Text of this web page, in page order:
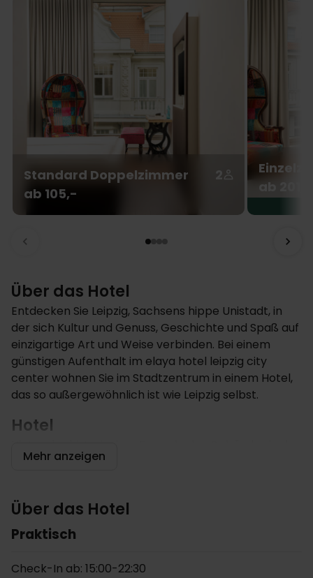
Standard Doppelzimmer
2
ab 105,-
ab 201,-
Über das Hotel
Entdecken Sie Leipzig, Sachsens hippe Unistadt, in
der sich Kultur und Genuss, Geschichte und Spaß auf
einzigartige Art und Weise verbinden. Bei einem
günstigen Aufenthalt im elaya hotel leipzig city
center wohnen Sie im Stadtzentrum in einem Hotel,
das so außergewöhnlich ist wie Leipzig selbst.
Hotel
Hainstraße verbirgt sich ein modern eingerichtetes
Gesamtkonzept eingebunden, und ausdrucksstarke
Farben von Möbeln und Accessoires bilden ein
Betreten des Hotels begeistert.
Mehr anzeigen
Über das Hotel
Praktisch
Check-In ab: 15:00-22:30